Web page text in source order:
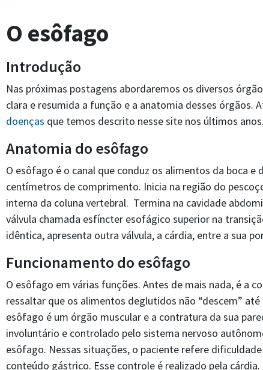
O esôfago
Introdução
Nas próximas postagens abordaremos os diversos
clara e resumida a função e a anatomia desses órgãos.
doenças que temos descrito nesse site nos últimos anos.
Anatomia do esôfago
O esôfago é o canal que conduz os alimentos da boca
centímetros de comprimento. Inicia na região do
interna da coluna vertebral. Termina na cavidade
válvula chamada esfíncter esofágico superior na
idêntica, apresenta outra válvula, a cárdia, entre a sua
Funcionamento do esôfago
O esôfago em várias funções. Antes de mais nada, é a
ressaltar que os alimentos deglutidos não “descem”
esôfago é um órgão muscular e a contratura da sua
involuntário e controlado pelo sistema nervoso
esôfago. Nessas situações, o paciente refere
conteúdo gástrico. Esse controle é realizado pela